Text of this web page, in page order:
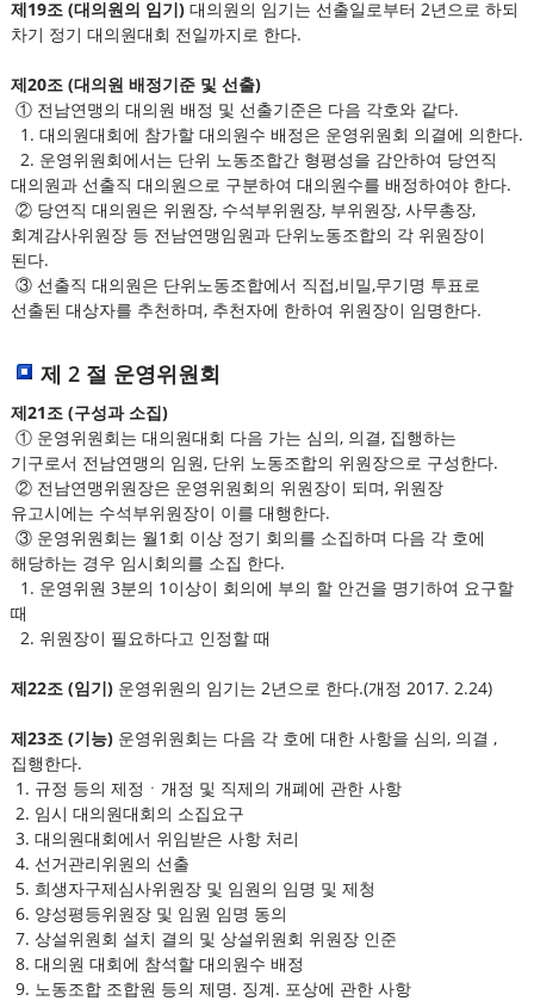
제19조 (대의원의 임기)대의원의 임기는 선출일로부터 2년으로 하되
차기 정기 대의원대회 전일까지로 한다.
제20조 (대의원 배정기준 및 선출)
① 전남연맹의 대의원 배정 및 선출기준은 다음 각호와 같다.
1. 대의원대회에 참가할 대의원수 배정은 운영위원회 의결에 의한다.
2. 운영위원회에서는 단위 노동조합간 형평성을 감안하여 당연직
대의원과 선출직 대의원으로 구분하여 대의원수를 배정하여야 한다.
② 당연직 대의원은 위원장, 수석부위원장, 부위원장, 사무총장,
회계감사위원장 등 전남연맹임원과 단위노동조합의 각 위원장이
된다.
③ 선출직 대의원은 단위노동조합에서 직접,비밀,무기명 투표로
선출된 대상자를 추천하며, 추천자에 한하여 위원장이 임명한다.
제 2 절 운영위원회
제21조 (구성과 소집)
① 운영위원회는 대의원대회 다음 가는 심의, 의결, 집행하는
기구로서 전남연맹의 임원, 단위 노동조합의 위원장으로 구성한다.
② 전남연맹위원장은 운영위원회의 위원장이 되며, 위원장
유고시에는 수석부위원장이 이를 대행한다.
③ 운영위원회는 월1회 이상 정기 회의를 소집하며 다음 각 호에
해당하는 경우 임시회의를 소집 한다.
1. 운영위원 3분의 1이상이 회의에 부의 할 안건을 명기하여 요구할
때
2. 위원장이 필요하다고 인정할 때
제22조 (임기)운영위원의 임기는 2년으로 한다.(개정 2017. 2.24)
제23조 (기능)운영위원회는 다음 각 호에 대한 사항을 심의, 의결 ,
집행한다.
1. 규정 등의 제정ㆍ개정 및 직제의 개폐에 관한 사항
2. 임시 대의원대회의 소집요구
3. 대의원대회에서 위임받은 사항 처리
4. 선거관리위원의 선출
5. 희생자구제심사위원장 및 임원의 임명 및 제청
6. 양성평등위원장 및 임원 임명 동의
7. 상설위원회 설치 결의 및 상설위원회 위원장 인준
8. 대의원 대회에 참석할 대의원수 배정
9. 노동조합 조합원 등의 제명. 징계. 포상에 관한 사항